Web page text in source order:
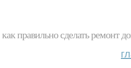
как правильно сделать ремонт